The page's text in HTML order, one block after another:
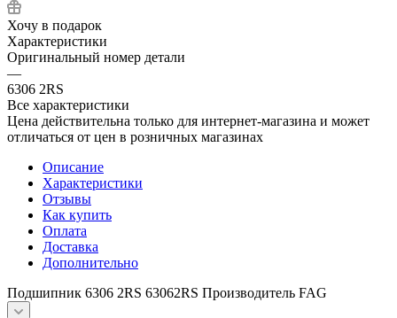
Хочу в подарок
Характеристики
Оригинальный номер детали
—
6306 2RS
Все характеристики
Цена действительна только для интернет-магазина и может
отличаться от цен в розничных магазинах
Описание
Характеристики
Отзывы
Как купить
Оплата
Доставка
Дополнительно
Подшипник 6306 2RS 63062RS Производитель FAG